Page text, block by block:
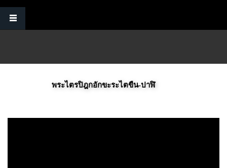
Skip to main content
พระไตรปิฎกอักขะระไตขืน-ปาฬิ